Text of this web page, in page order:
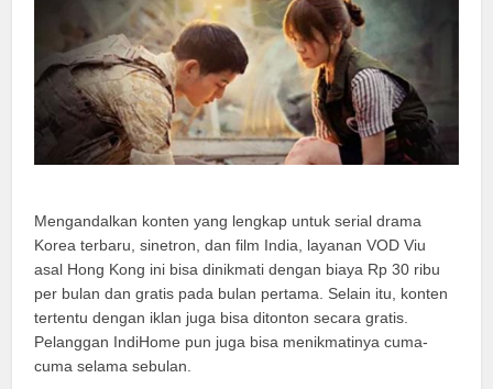
Mengandalkan konten yang lengkap untuk serial drama
Korea terbaru, sinetron, dan film India, layanan VOD Viu
asal Hong Kong ini bisa dinikmati dengan biaya Rp 30 ribu
per bulan dan gratis pada bulan pertama. Selain itu, konten
tertentu dengan iklan juga bisa ditonton secara gratis.
Pelanggan IndiHome pun juga bisa menikmatinya cuma-
cuma selama sebulan.